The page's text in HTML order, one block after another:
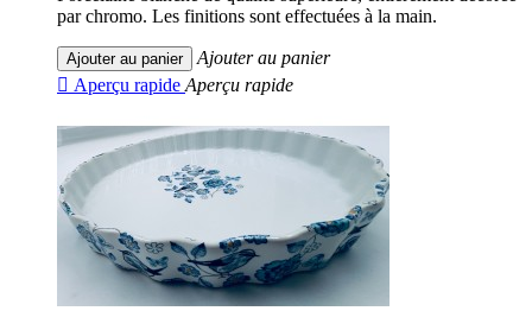
par chromo. Les finitions sont effectuées à la main.
Ajouter au panier
Ajouter au panier
 Aperçu rapide Aperçu rapide